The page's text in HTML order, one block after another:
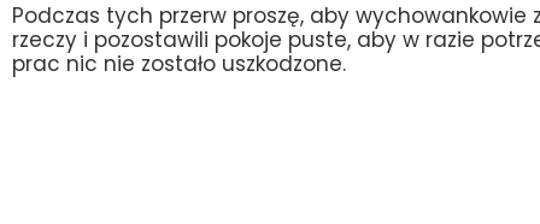
Podczas tych przerw proszę, aby wychowankowie
rzeczy i pozostawili pokoje puste, aby w razie
prac nic nie zostało uszkodzone.